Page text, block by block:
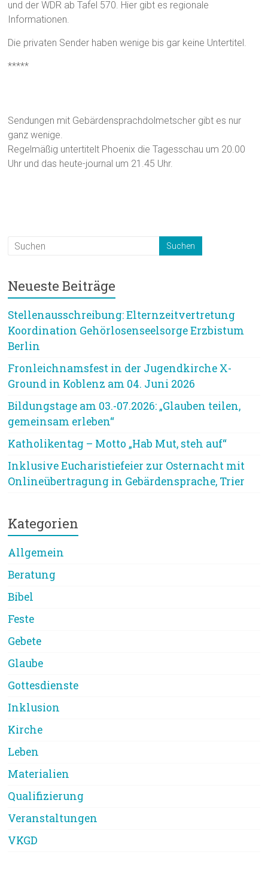
und der WDR ab Tafel 570. Hier gibt es regionale
Informationen.
Die privaten Sender haben wenige bis gar keine Untertitel.
*****
Sendungen mit Gebärdensprachdolmetscher gibt es nur
ganz wenige.
Regelmäßig untertitelt Phoenix die Tagesschau um 20.00
Uhr und das heute-journal um 21.45 Uhr.
Neueste Beiträge
Stellenausschreibung: Elternzeitvertretung
Koordination Gehörlosenseelsorge Erzbistum
Berlin
Fronleichnamsfest in der Jugendkirche X-
Ground in Koblenz am 04. Juni 2026
Bildungstage am 03.-07.2026: „Glauben teilen,
gemeinsam erleben“
Katholikentag – Motto „Hab Mut, steh auf“
Inklusive Eucharistiefeier zur Osternacht mit
Onlineübertragung in Gebärdensprache, Trier
Kategorien
Allgemein
Beratung
Bibel
Feste
Gebete
Glaube
Gottesdienste
Inklusion
Kirche
Leben
Materialien
Qualifizierung
Veranstaltungen
VKGD